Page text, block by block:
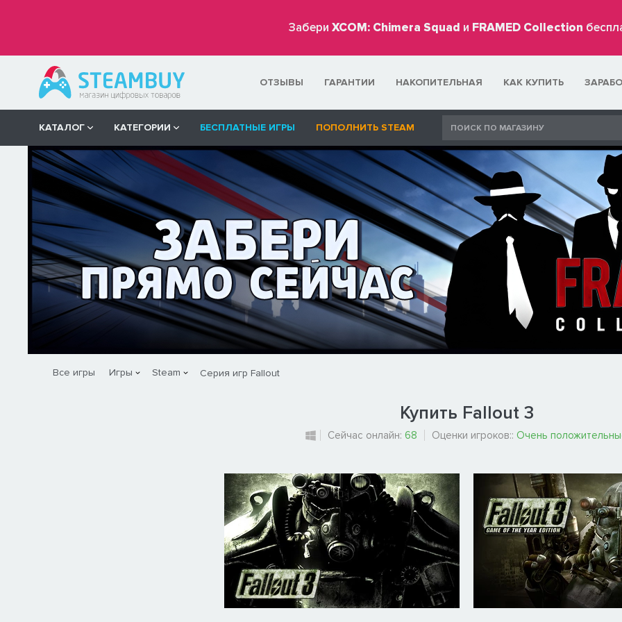
Забери XCOM: Chimera Squad и FRAMED Collection
ОТЗЫВЫ ГАРАНТИИ НАКОПИТЕЛЬНАЯ КАК КУПИТЬ
КАТАЛОГ КАТЕГОРИИ БЕСПЛАТНЫЕ ИГРЫ ПОПОЛНИТЬ STEAM
Все игры Игры Steam Серия игр Fallout
Купить Fallout 3
Сейчас онлайн: 68 Оценки игроков:: Очень